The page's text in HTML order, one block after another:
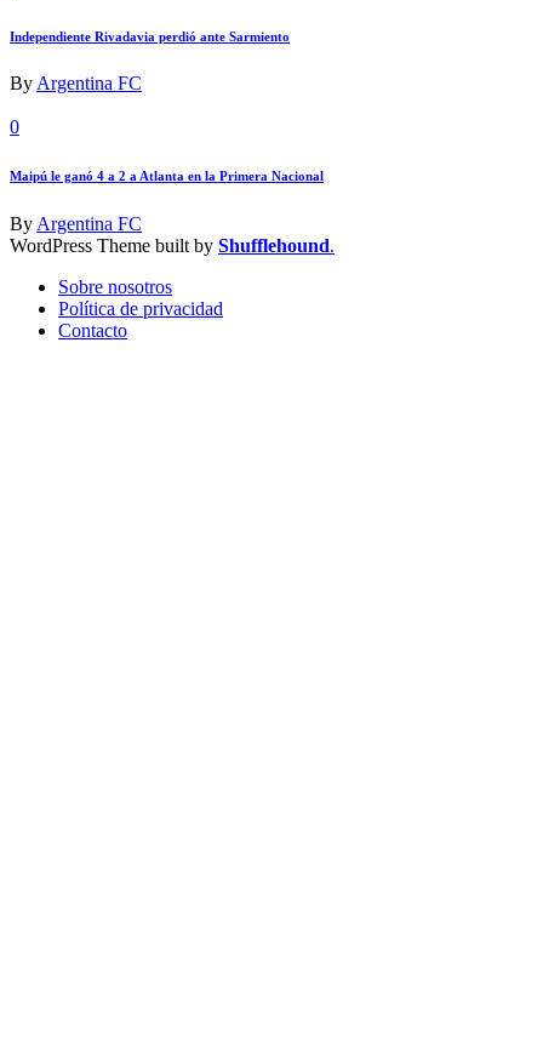
Independiente Rivadavia perdió ante Sarmiento
ByArgentina FC
0
Maipú le ganó 4 a 2 a Atlanta en la Primera Nacional
ByArgentina FC
WordPress Theme built by Shufflehound.
Sobre nosotros
Política de privacidad
Contacto